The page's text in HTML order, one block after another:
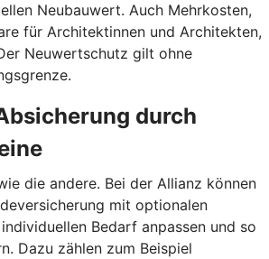
Neubauwert. Auch Mehrkosten,
für Architektinnen und Architekten,
Neuwertschutz gilt ohne
durch
die andere. Bei der Allianz können
mit optionalen
Bedarf anpassen und so
Dazu zählen zum Beispiel